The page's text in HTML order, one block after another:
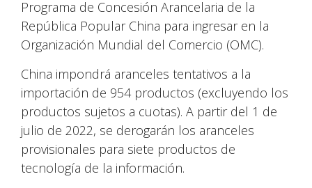
Programa de Concesión Arancelaria de la
República Popular China para ingresar en la
Organización Mundial del Comercio (OMC).
China impondrá aranceles tentativos a la
importación de 954 productos (excluyendo los
productos sujetos a cuotas). A partir del 1 de
julio de 2022, se derogarán los aranceles
provisionales para siete productos de
tecnología de la información.